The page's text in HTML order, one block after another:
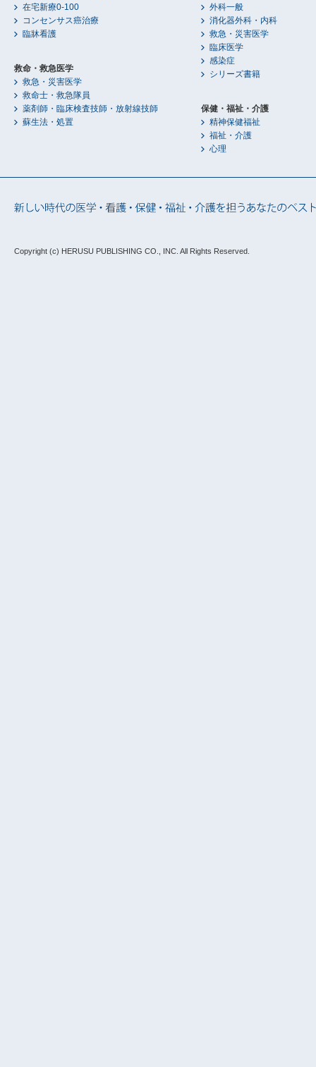
在宅新療0-100
コンセンサス癌治療
臨牀看護
救命・救急医学
救急・災害医学
救命士・救急隊員
薬剤師・臨床検査技師・放射線技師
蘇生法・処置
外科一般
消化器外科・内科
救急・災害医学
臨床医学
感染症
シリーズ書籍
保健・福祉・介護
精神保健福祉
福祉・介護
心理
Copyright (c) HERUSU PUBLISHING CO., INC. All Rights Reserved.